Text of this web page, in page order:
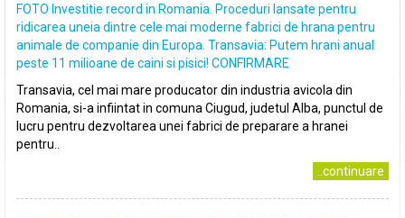
FOTO Investitie record in Romania. Proceduri lansate pentru
ridicarea uneia dintre cele mai moderne fabrici de hrana pentru
animale de companie din Europa. Transavia: Putem hrani anual
peste 11 milioane de caini si pisici! CONFIRMARE
Transavia, cel mai mare producator din industria avicola din
Romania, si-a infiintat in comuna Ciugud, judetul Alba, punctul de
lucru pentru dezvoltarea unei fabrici de preparare a hranei
pentru..
..continuare